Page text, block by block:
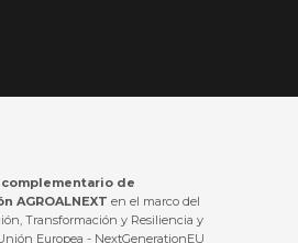
de
AGROALNEXT en el marco del
Transformación y Resiliencia y
Europea - NextGenerationEU